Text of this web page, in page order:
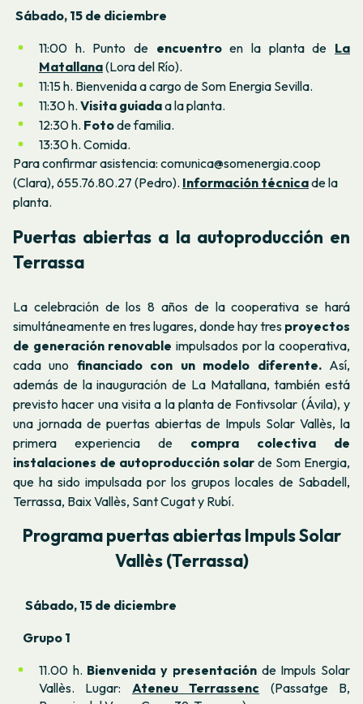
Sábado, 15 de diciembre
11:00 h. Punto de encuentroen la planta de La
Matallana(Lora del Río).
11:15 h. Bienvenida a cargo de Som Energia Sevilla.
11:30 h. Visita guiadaa la planta.
12:30 h. Fotode familia.
13:30 h. Comida.
Para confirmar asistencia: comunica@somenergia.coop
(Clara), 655.76.80.27 (Pedro). Información técnicade la
planta.
Puertas abiertas a la autoproducción en
Terrassa
La celebración de los 8 años de la cooperativa se hará
simultáneamente en tres lugares, donde hay tres proyectos
de generación renovable impulsados por la cooperativa,
cada uno financiado con un modelo diferente.Así,
además de la inauguración de La Matallana, también está
previsto hacer una visita a la planta de Fontivsolar (Ávila), y
una jornada de puertas abiertas de Impuls Solar Vallès, la
primera experiencia de compra colectiva de
instalaciones de autoproducción solar de Som Energia,
que ha sido impulsada por los grupos locales de Sabadell,
Terrassa, Baix Vallès, Sant Cugat y Rubí.
Programa puertas abiertas Impuls Solar
Vallès (Terrassa)
Sábado, 15 de diciembre
Grupo 1
11.00 h. Bienvenida y presentaciónde Impuls Solar
Vallès. Lugar: Ateneu Terrassenc (Passatge B,